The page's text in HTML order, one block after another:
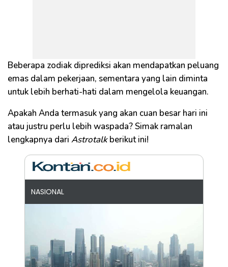
Beberapa zodiak diprediksi akan mendapatkan peluang
emas dalam pekerjaan, sementara yang lain diminta
untuk lebih berhati-hati dalam mengelola keuangan.
Apakah Anda termasuk yang akan cuan besar hari ini
atau justru perlu lebih waspada? Simak ramalan
lengkapnya dari Astrotalkberikut ini!
NASIONAL